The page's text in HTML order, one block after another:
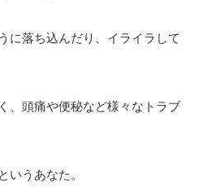
に落ち込んだり、イライラして
、頭痛や便秘など様々なトラブ
いうあなた。